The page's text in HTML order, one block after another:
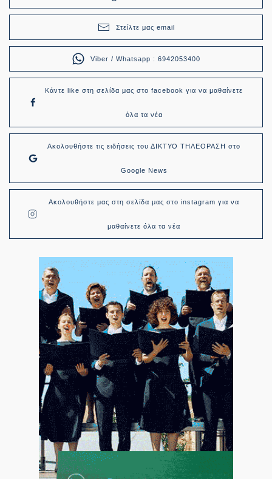
Στείλτε μας email
Viber / Whatsapp : 6942053400
Κάντε like στη σελίδα μας στο facebook για να μαθαίνετε
όλα τα νέα
Ακολουθήστε τις ειδήσεις του ΔΙΚΤΥΟ ΤΗΛΕΟΡΑΣΗ στο
Google News
Ακολουθήστε μας στη σελίδα μας στο instagram για να
μαθαίνετε όλα τα νέα